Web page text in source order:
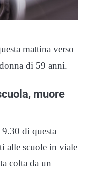
mattina verso
di 59 anni.
muore
di questa
alle scuole in viale
colta da un